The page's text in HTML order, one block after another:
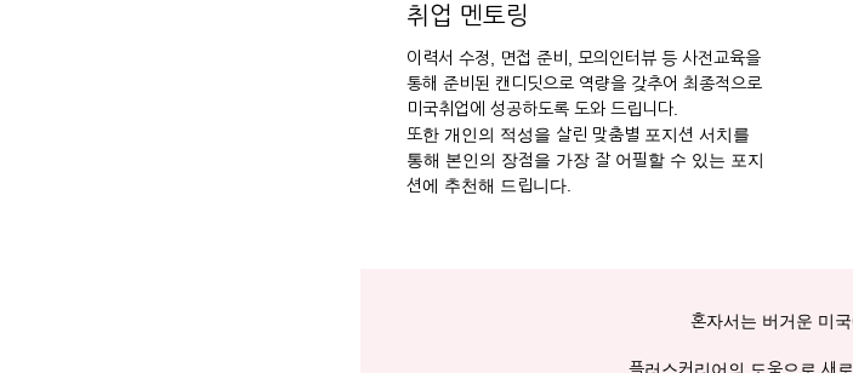
취업 멘토링
이력서 수정, 면접 준비, 모의인터뷰 등 사전교육을
통해 준비된 캔디딧으로 역량을 갖추어 최종적으로
미국취업에 성공하도록 도와 드립니다.
또한 개인의 적성을 살린 맞춤별 포지션 서치를
통해 본인의 장점을 가장 잘 어필할 수 있는 포지
션에 추천해 드립니다.
혼자서는 버거운 미
플러스커리어의 도움으로 새